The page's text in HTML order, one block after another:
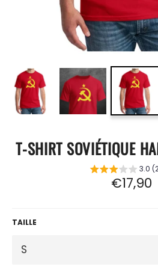
T-SHIRT SOVIÉTIQUE
3.0
Prix
régulier
€17,90
TAILLE